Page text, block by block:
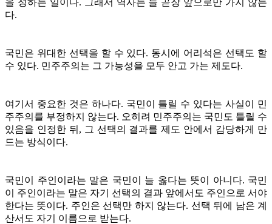
다.
국민은 위대한 선택을 할 수 있다. 동시에 어리석은 선택도 할
수 있다. 민주주의는 그 가능성을 모두 안고 가는 제도다.
여기서 중요한 것은 하나다. 국민이 틀릴 수 있다는 사실이 민
주주의를 부정하지 않는다. 오히려 민주주의는 국민도 틀릴 수
있음을 인정한 뒤, 그 선택의 결과를 제도 안에서 감당하게 만
드는 방식이다.
국민이 주인이라는 말은 국민이 늘 옳다는 뜻이 아니다. 국민
이 주인이라는 말은 자기 선택의 결과 앞에서도 주인으로 서야
한다는 뜻이다. 주인은 선택만 하지 않는다. 선택 뒤에 남은 계
산서도 자기 이름으로 받는다.